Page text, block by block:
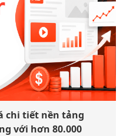
chi tiết nền tảng
với hơn 80.000